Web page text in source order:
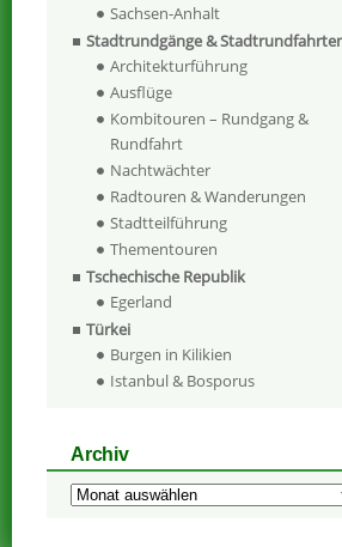
Sachsen-Anhalt
Stadtrundgänge &
Architekturführung
Ausflüge
Kombitouren – Rundgang &
Rundfahrt
Nachtwächter
Radtouren & Wanderungen
Stadtteilführung
Thementouren
Tschechische Republik
Egerland
Türkei
Burgen in Kilikien
Istanbul & Bosporus
Archiv
Archiv